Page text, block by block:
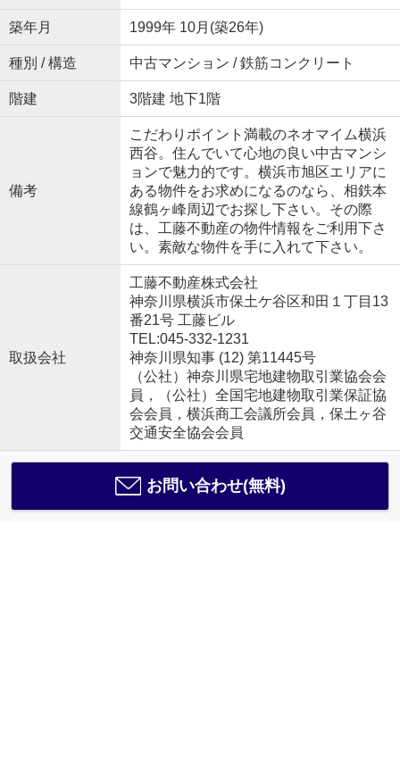
築年月 1999年 10月(築26年)
種別 / 構造 中古マンション / 鉄筋コンクリート
階建 3階建 地下1階
備考
こだわりポイント満載のネオマイム横浜
西谷。住んでいて心地の良い中古マンシ
ョンで魅力的です。横浜市旭区エリアに
ある物件をお求めになるのなら、相鉄本
線鶴ヶ峰周辺でお探し下さい。その際
は、工藤不動産の物件情報をご利用下さ
い。素敵な物件を手に入れて下さい。
取扱会社
工藤不動産株式会社
神奈川県横浜市保土ケ谷区和田１丁目13
番21号 工藤ビル
TEL:045-332-1231
神奈川県知事 (12) 第11445号
（公社）神奈川県宅地建物取引業協会会
員，（公社）全国宅地建物取引業保証協
会会員，横浜商工会議所会員，保土ヶ谷
交通安全協会会員
お問い合わせ(無料)